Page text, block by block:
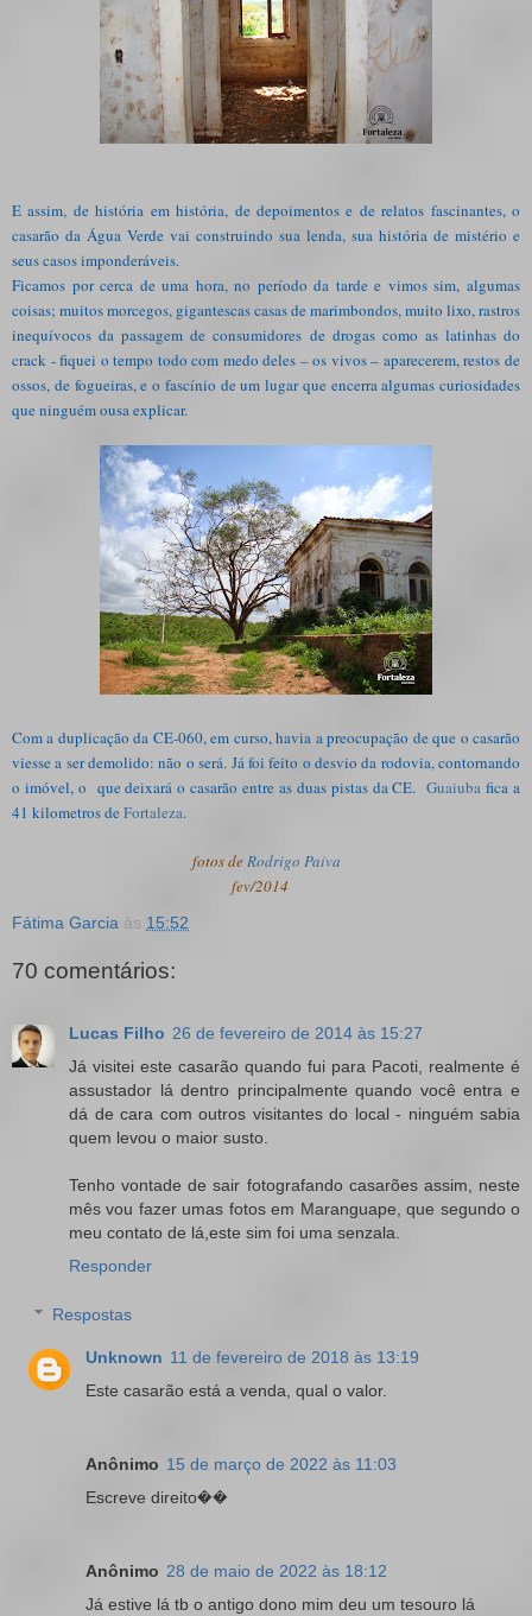
E assim, de história em história, de depoimentos e de relatos fascinantes, o
casarão da Água Verde vai construindo sua lenda, sua história de mistério e
seus casos imponderáveis.
Ficamos por cerca de uma hora, no período da tarde e vimos sim, algumas
coisas; muitos morcegos, gigantescas casas de marimbondos, muito lixo, rastros
inequívocos da passagem de consumidores de drogas como as latinhas do
crack - fiquei o tempo todo com medo deles – os vivos – aparecerem, restos de
ossos, de fogueiras, e o fascínio de um lugar que encerra algumas curiosidades
que ninguém ousa explicar.
Com a duplicação da CE-060, em curso, havia a preocupação de que o casarão
viesse a ser demolido: não o será. Já foi feito o desvio da rodovia, contornando
o imóvel, o que deixará o casarão entre as duas pistas da CE.Guaiuba fica a
41 kilometros de Fortaleza.
fotos deRodrigo Paiva
fev/2014
Fátima Garcia às 15:52
70 comentários:
Lucas Filho 26 de fevereiro de 2014 às 15:27
Já visitei este casarão quando fui para Pacoti, realmente é
assustador lá dentro principalmente quando você entra e
dá de cara com outros visitantes do local - ninguém sabia
quem levou o maior susto.
Tenho vontade de sair fotografando casarões assim, neste
mês vou fazer umas fotos em Maranguape, que segundo o
meu contato de lá,este sim foi uma senzala.
Responder
Respostas
Unknown 11 de fevereiro de 2018 às 13:19
Este casarão está a venda, qual o valor.
Anônimo 15 de março de 2022 às 11:03
Escreve direito��
Anônimo 28 de maio de 2022 às 18:12
Já estive lá tb o antigo dono mim deu um tesouro lá